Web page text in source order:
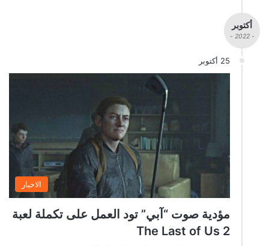
أكتوبر
- 2022 -
25 أكتوبر
الاخبار
مؤدية صوت “آبي” تود العمل على تكملة لعبة
The Last of Us 2